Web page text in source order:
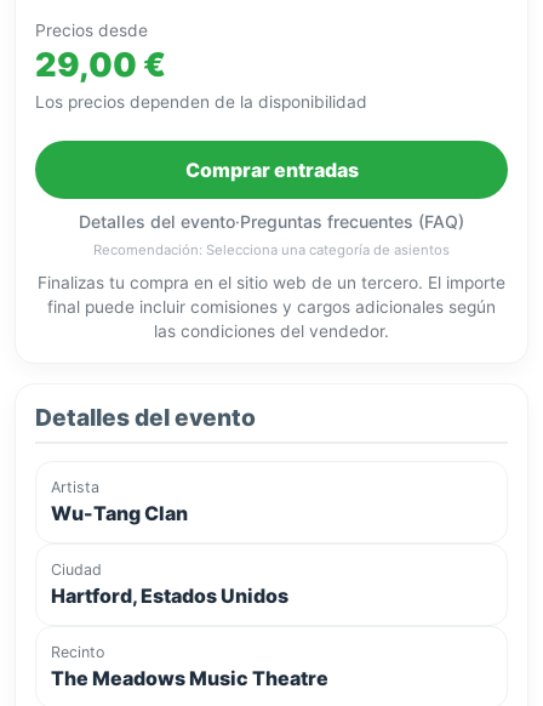
Precios desde
29,00 €
Los precios dependen de la disponibilidad
Comprar entradas
Detalles del evento·Preguntas frecuentes (FAQ)
Recomendación: Selecciona una categoría de asientos
Finalizas tu compra en el sitio web de un tercero. El importe
final puede incluir comisiones y cargos adicionales según
las condiciones del vendedor.
Detalles del evento
Artista
Wu-Tang Clan
Ciudad
Hartford, Estados Unidos
Recinto
The Meadows Music Theatre